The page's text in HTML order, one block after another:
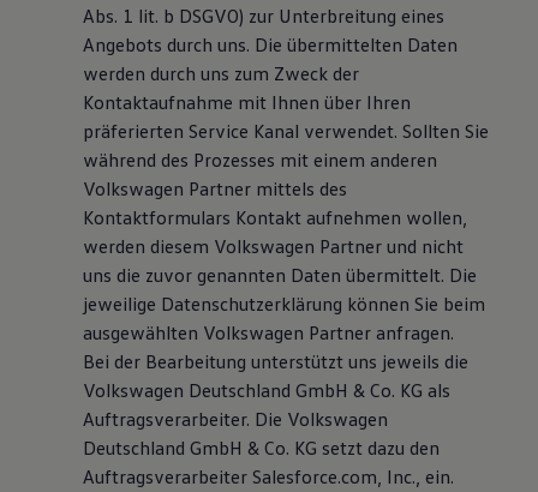
Abs. 1 lit. b DSGVO) zur Unterbreitung eines
Angebots durch uns. Die übermittelten Daten
werden durch uns zum Zweck der
Kontaktaufnahme mit Ihnen über Ihren
präferierten Service Kanal verwendet. Sollten Sie
während des Prozesses mit einem anderen
Volkswagen Partner mittels des
Kontaktformulars Kontakt aufnehmen wollen,
werden diesem Volkswagen Partner und nicht
uns die zuvor genannten Daten übermittelt. Die
jeweilige Datenschutzerklärung können Sie beim
ausgewählten Volkswagen Partner anfragen.
Bei der Bearbeitung unterstützt uns jeweils die
Volkswagen Deutschland GmbH & Co. KG als
Auftragsverarbeiter. Die Volkswagen
Deutschland GmbH & Co. KG setzt dazu den
Auftragsverarbeiter Salesforce.com, Inc., ein.